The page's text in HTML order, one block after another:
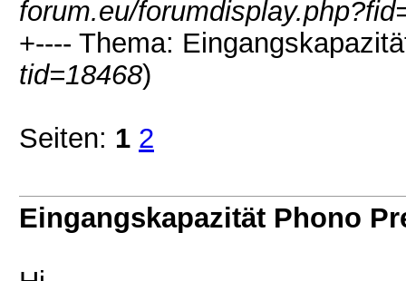
forum.eu/
+---- Thema:
tid=18468)
Seiten: 1 2
Eingangskapazität Phono